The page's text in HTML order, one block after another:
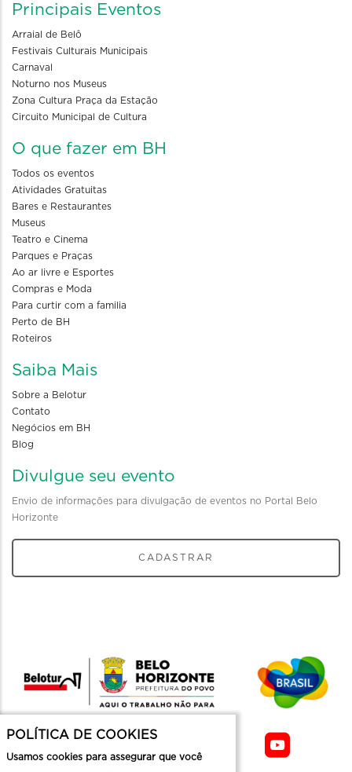
Principais Eventos
Arraial de Belô
Festivais Culturais Municipais
Carnaval
Noturno nos Museus
Zona Cultura Praça da Estação
Circuito Municipal de Cultura
O que fazer em BH
Todos os eventos
Atividades Gratuitas
Bares e Restaurantes
Museus
Teatro e Cinema
Parques e Praças
Ao ar livre e Esportes
Compras e Moda
Para curtir com a familia
Perto de BH
Roteiros
Saiba Mais
Sobre a Belotur
Contato
Negócios em BH
Blog
Divulgue seu evento
Envio de informações para divulgação de eventos no Portal Belo
Horizonte
CADASTRAR
POLÍTICA DE COOKIES
Usamos cookies para assegurar que você